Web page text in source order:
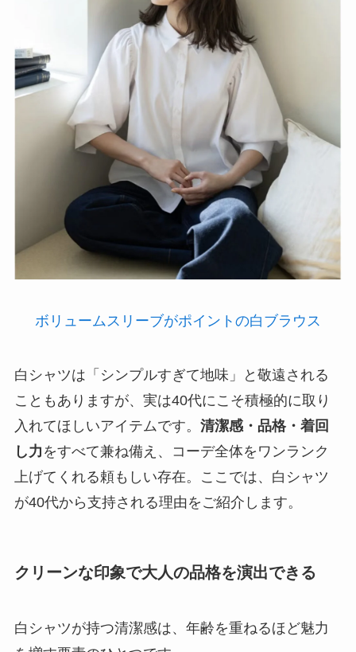
ボリュームスリーブがポイントの白ブラウス
白シャツは「シンプルすぎて地味」と敬遠される
こともありますが、実は40代にこそ積極的に取り
入れてほしいアイテムです。 清潔感・品格・着回
し力 をすべて兼ね備え、コーデ全体をワンランク
上げてくれる頼もしい存在。ここでは、白シャツ
が40代から支持される理由をご紹介します。
クリーンな印象で大人の品格を演出できる
白シャツが持つ清潔感は、年齢を重ねるほど魅力